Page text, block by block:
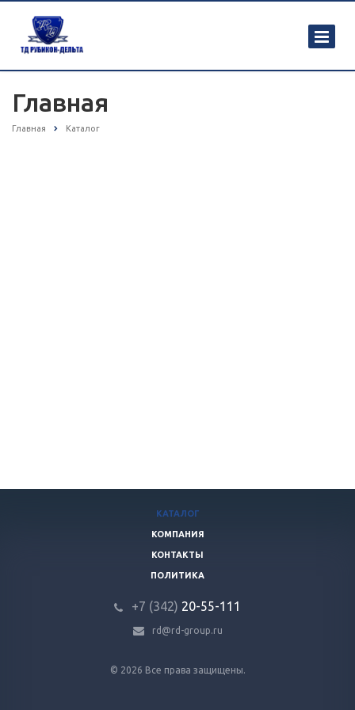
Главная
Главная Каталог
© 2026 Все права защищены.
КАТАЛОГ
КОМПАНИЯ
КОНТАКТЫ
ПОЛИТИКА
+7 (342) 20-55-111
rd@rd-group.ru